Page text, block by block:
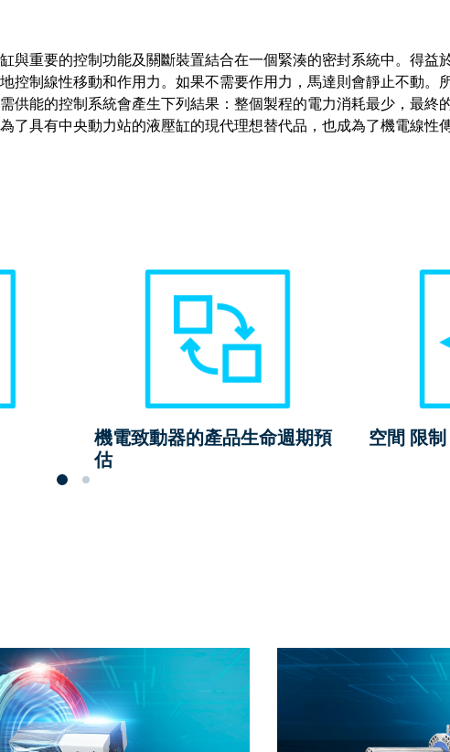
與重要的控制功能及關斷裝置結合在一個緊湊的密封系統中。得益
控制線性移動和作用力。如果不需要作用力，馬達則會靜止不動。
供能的控制系統會產生下列結果：整個製程的電力消耗最少，最終
了具有中央動力站的液壓缸的現代理想替代品，也成為了機電線性
機電致動器的產品生命週期預
估
空間 限